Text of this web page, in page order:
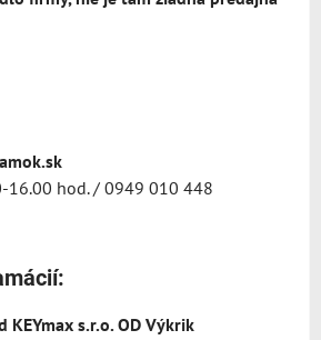
16.00 hod. / 0949 010 448
KEYmax s.r.o. OD Výkrik